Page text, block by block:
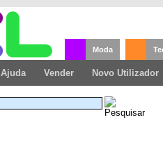
Moda
Ajuda Vender Novo Utilizador